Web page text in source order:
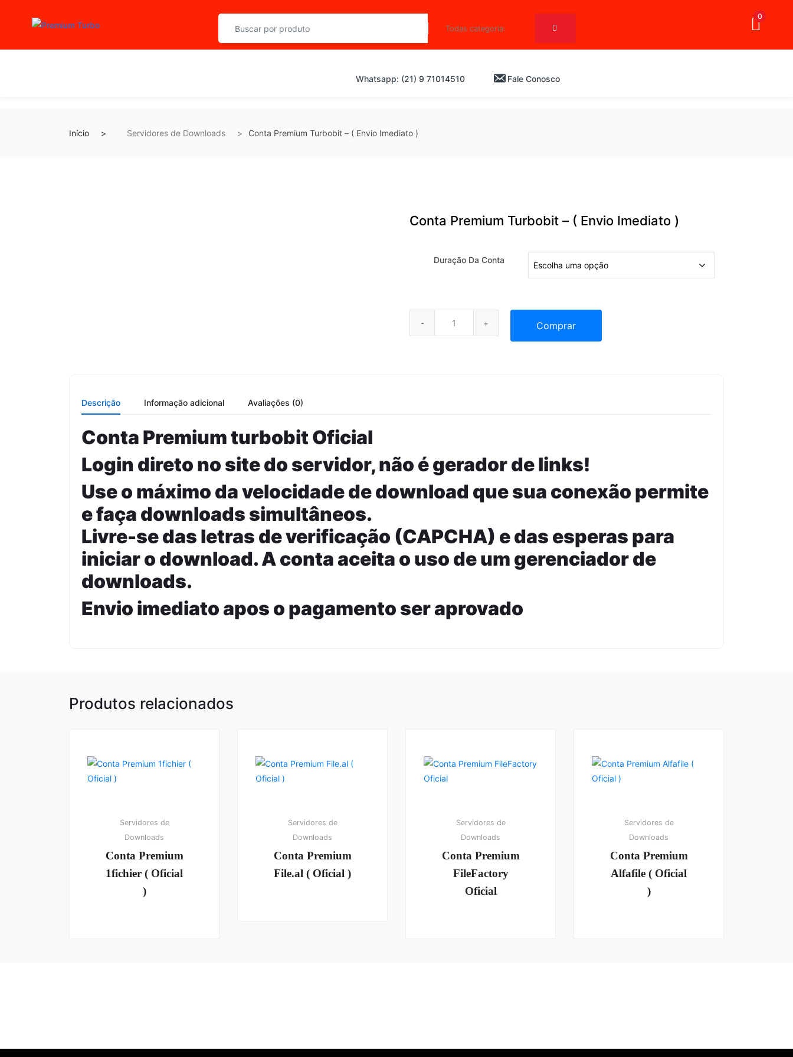
0
Whatsapp: (21) 9 71014510 Fale Conosco
Início Servidores de Downloads Conta Premium Turbobit – ( Envio Imediato )
Conta Premium Turbobit – ( Envio Imediato )
Duração Da Conta
Comprar
Descrição Informação adicional Avaliações (0)
Conta Premium turbobit Oficial
Login direto no site do servidor, não é gerador de links!
Use o máximo da velocidade de download que sua conexão permite
e faça downloads simultâneos.
Livre-se das letras de verificação (CAPCHA) e das esperas para
iniciar o download. A conta aceita o uso de um gerenciador de
downloads.
Envio imediato apos o pagamento ser aprovado
Produtos relacionados
5.00
Servidores de
Downloads
Conta Premium
1fichier ( Oficial
)
5.00
Servidores de
Downloads
Conta Premium
File.al ( Oficial )
Servidores de
Downloads
Conta Premium
FileFactory
Oficial
5.00
Servidores de
Downloads
Conta Premium
Alfafile ( Oficial
)